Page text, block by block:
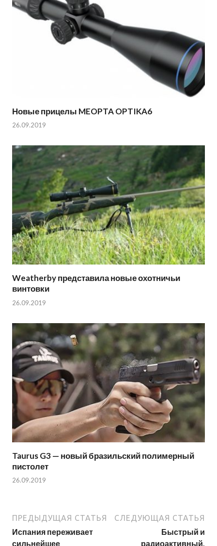
Новые прицелы MEOPTA OPTIKA6
26.09.2019
Weatherby представила новые охотничьи
винтовки
26.09.2019
Taurus G3 — новый бразильский полимерный
пистолет
26.09.2019
ПРЕДЫДУЩАЯ СТАТЬЯ
Испания переживает
сильнейшее
СЛЕДУЮЩАЯ СТАТЬЯ
Быстрый и
радиоактивный.